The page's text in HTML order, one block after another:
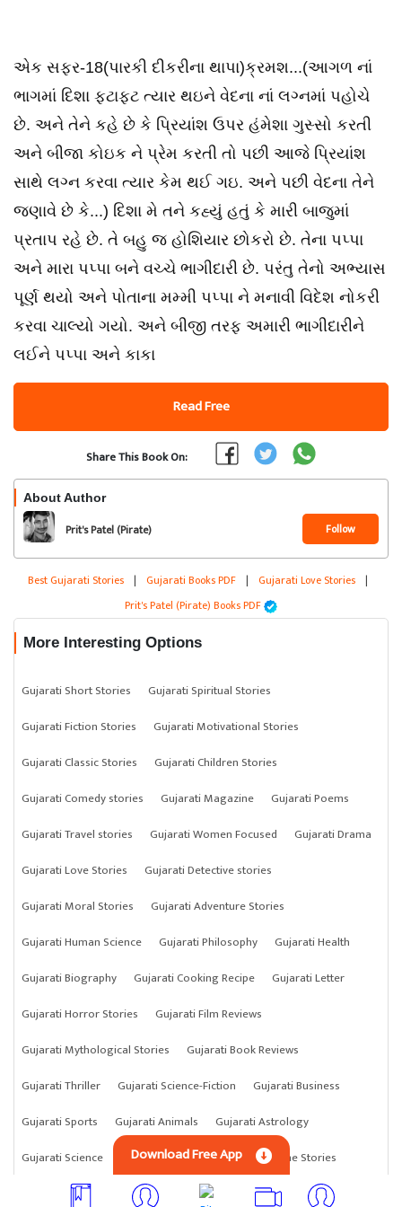
એક સફર-18(પારકી દીકરીના થાપા)ક્રમશ...(આગળ નાં
ભાગમાં દિશા ફટાફટ ત્યાર થઇને વેદના નાં લગ્નમાં પહોચે
છે. અને તેને કહે છે કે પ્રિયાંશ ઉપર હંમેશા ગુસ્સો કરતી
અને બીજા કોઇક ને પ્રેમ કરતી તો પછી આજે પ્રિયાંશ
સાથે લગ્ન કરવા ત્યાર કેમ થઈ ગઇ. અને પછી વેદના તેને
જણાવે છે કે...) દિશા મે તને કહ્યું હતું કે મારી બાજુમાં
પ્રતાપ રહે છે. તે બહુ જ હોશિયાર છોકરો છે. તેના પપ્પા
અને મારા પપ્પા બને વચ્ચે ભાગીદારી છે. પરંતુ તેનો અભ્યાસ
પૂર્ણ થયો અને પોતાના મમ્મી પપ્પા ને મનાવી વિદેશ નોકરી
કરવા ચાલ્યો ગયો. અને બીજી તરફ અમારી ભાગીદારીને
લઈને પપ્પા અને કાકા
Read Free
Share This Book On:
About Author
Prit's Patel (Pirate) Follow
Best Gujarati Stories | Gujarati Books PDF | Gujarati Love Stories |
Prit's Patel (Pirate) Books PDF
More Interesting Options
Gujarati Short Stories
Gujarati Spiritual Stories
Gujarati Fiction Stories
Gujarati Motivational Stories
Gujarati Classic Stories
Gujarati Children Stories
Gujarati Comedy stories
Gujarati Magazine
Gujarati Poems
Gujarati Travel stories
Gujarati Women Focused
Gujarati Drama
Gujarati Love Stories
Gujarati Detective stories
Gujarati Moral Stories
Gujarati Adventure Stories
Gujarati Human Science
Gujarati Philosophy
Gujarati Health
Gujarati Biography
Gujarati Cooking Recipe
Gujarati Letter
Gujarati Horror Stories
Gujarati Film Reviews
Gujarati Mythological Stories
Gujarati Book Reviews
Gujarati Thriller
Gujarati Science-Fiction
Gujarati Business
Gujarati Sports
Gujarati Animals
Gujarati Astrology
Gujarati Science
Gujarati Anything Gujarati Crime Stories
Download Free App